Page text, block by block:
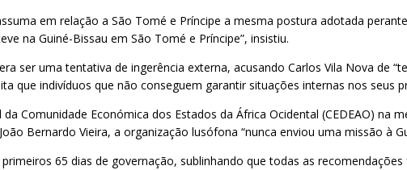
em relação a São Tomé e Príncipe a mesma postura adotada
na Guiné-Bissau em São Tomé e Príncipe”, insistiu.
ser uma tentativa de ingerência externa, acusando Carlos Vila Nova de
que indivíduos que não conseguem garantir situações internas nos seus
Comunidade Económica dos Estados da África Ocidental (CEDEAO) na
Bernardo Vieira, a organização lusófona “nunca enviou uma missão à
65 dias de governação, sublinhando que todas as